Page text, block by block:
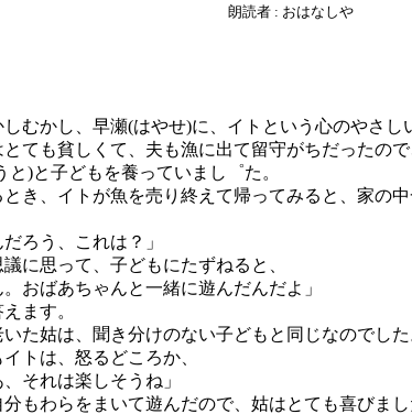
朗読者 : おはなしや
むかし、早瀬(はやせ)に、イトという心のやさし
ても貧しくて、夫も漁に出て留守がちだったの
と)と子どもを養っていまし゜た。
き、イトが魚を売り終えて帰ってみると、家の
だろう、これは？」
に思って、子どもにたずねると、
。おばあちゃんと一緒に遊んだんだよ」
ます。
た姑は、聞き分けのない子どもと同じなのでした
トは、怒るどころか、
、それは楽しそうね」
分もわらをまいて遊んだので、姑はとても喜びまし